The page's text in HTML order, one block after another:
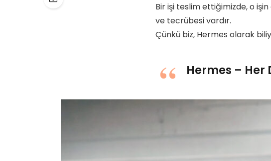
Bir işi teslim ettiğimizde, o
ve tecrübesi vardır.
Çünkü biz, Hermes olarak
Hermes – Her